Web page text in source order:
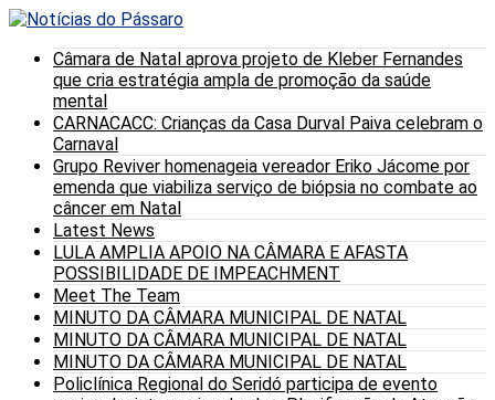
Câmara de Natal aprova projeto de Kleber Fernandes
que cria estratégia ampla de promoção da saúde
mental
CARNACACC: Crianças da Casa Durval Paiva celebram o
Carnaval
Grupo Reviver homenageia vereador Eriko Jácome por
emenda que viabiliza serviço de biópsia no combate ao
câncer em Natal
Latest News
LULA AMPLIA APOIO NA CÂMARA E AFASTA
POSSIBILIDADE DE IMPEACHMENT
Meet The Team
MINUTO DA CÂMARA MUNICIPAL DE NATAL
MINUTO DA CÂMARA MUNICIPAL DE NATAL
MINUTO DA CÂMARA MUNICIPAL DE NATAL
Policlínica Regional do Seridó participa de evento